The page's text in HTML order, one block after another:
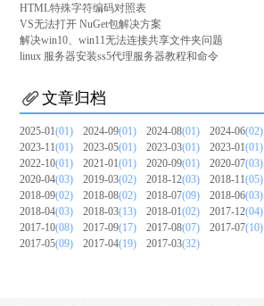
HTML特殊字符编码对照表
VS无法打开 NuGet包解决方案
解决win10、win11无法连接共享文件夹问题
linux 服务器安装ss5代理服务器教程和命令
文章归档
2025-01(01) 2024-09(01) 2024-08(01) 2024-06(02)
2023-11(01) 2023-05(01) 2023-03(01) 2023-01(01)
2022-10(01) 2021-01(01) 2020-09(01) 2020-07(03)
2020-04(03) 2019-03(02) 2018-12(03) 2018-11(05)
2018-09(02) 2018-08(02) 2018-07(09) 2018-06(03)
2018-04(03) 2018-03(13) 2018-01(02) 2017-12(04)
2017-10(08) 2017-09(17) 2017-08(07) 2017-07(10)
2017-05(09) 2017-04(19) 2017-03(32)